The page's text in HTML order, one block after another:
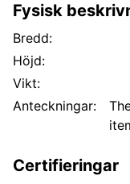
Fysisk
Bredd:
Höjd:
Vikt:
Anteckningar:
Certifieringar